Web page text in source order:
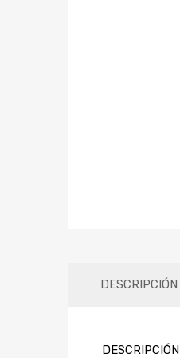
DESCRIPCIÓN
DESCRIPCIÓN